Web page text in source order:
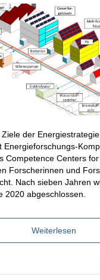
der
Energieforschungs-
Competence Centers
Forscherinnen und
Nach sieben Jahren
2020 abgeschlossen.
Weiterlesen